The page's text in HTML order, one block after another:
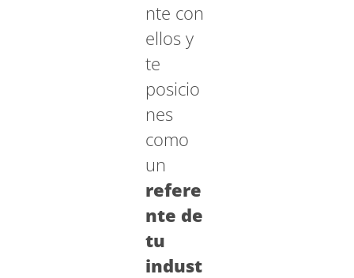
nte con
ellos y
te
posicio
nes
como
un
refere
nte de
tu
indust